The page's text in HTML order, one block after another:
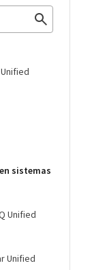
sistemas
Unified
Unified